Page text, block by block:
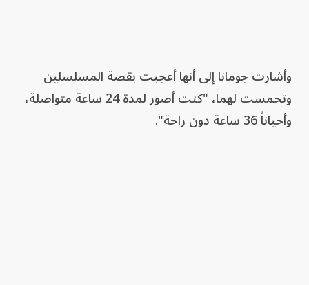
وأشارت جومانا إلى أنها أعجبت بقصة المسلسلين
وتحمست لهما، "كنت أصور لمدة 24 ساعة متواصلة،
وأحياناً 36 ساعة دون راحة".